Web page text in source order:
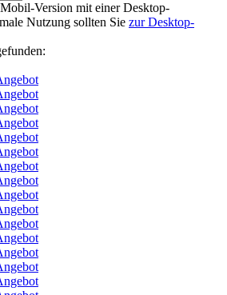
Version mit einer Desktop-
Nutzung sollten Sie zur Desktop-